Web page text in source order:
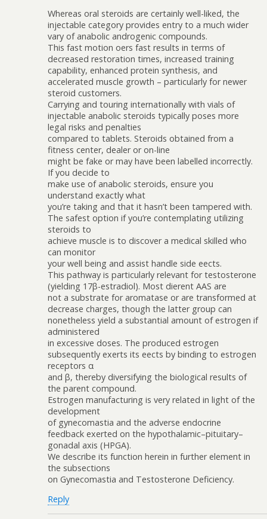
Whereas oral steroids are certainly well-liked, the
injectable category provides entry to a much wider
vary of anabolic androgenic compounds.
This fast motion offers fast results in terms of
decreased restoration times, increased training
capability, enhanced protein synthesis, and
accelerated muscle growth – particularly for newer
steroid customers.
Carrying and touring internationally with vials of
injectable anabolic steroids typically poses more
legal risks and penalties
compared to tablets. Steroids obtained from a
fitness center, dealer or on-line
might be fake or may have been labelled incorrectly.
If you decide to
make use of anabolic steroids, ensure you
understand exactly what
you’re taking and that it hasn’t been tampered with.
The safest option if you’re contemplating utilizing
steroids to
achieve muscle is to discover a medical skilled who
can monitor
your well being and assist handle side effects.
This pathway is particularly relevant for testosterone
(yielding 17β-estradiol). Most different AAS are
not a substrate for aromatase or are transformed at
decrease charges, though the latter group can
nonetheless yield a substantial amount of estrogen if
administered
in excessive doses. The produced estrogen
subsequently exerts its effects by binding to estrogen
receptors α
and β, thereby diversifying the biological results of
the parent compound.
Estrogen manufacturing is very related in light of the
development
of gynecomastia and the adverse endocrine
feedback exerted on the hypothalamic–pituitary–
gonadal axis (HPGA).
We describe its function herein in further element in
the subsections
on Gynecomastia and Testosterone Deficiency.
Reply